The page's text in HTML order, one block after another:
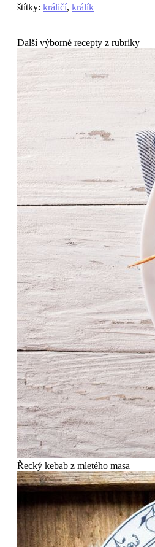
štítky: králičí, králík
Další výborné recepty z rubriky
Řecký kebab z mletého masa